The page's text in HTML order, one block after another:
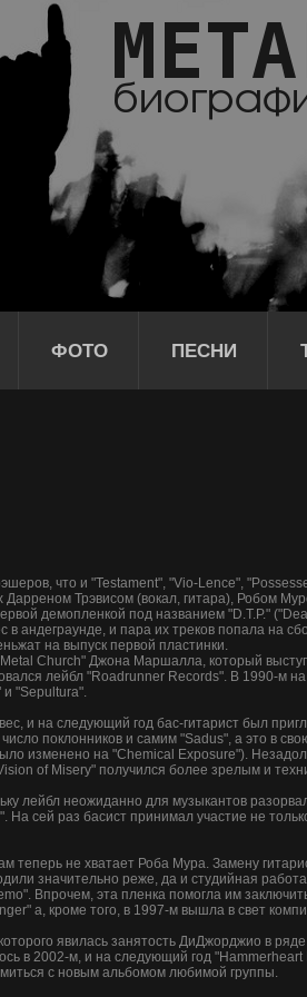
ФОТО ПЕСНИ
что и "Testament", "Vio-Lence",
Трэвисом (вокал, гитара), Робом
демопленкой под названием "D.T.P."
и пара их треков попала на
на выпуск первой пластинки.
Church" Джона Маршалла, который
лейбл "Roadrunner Records". В 1990-м
"Sepultura".
и на следующий год бас-гитарист был
поклонников и самим "Sadus", а это в
изменено на "Chemical Exposure").
of Misery" получился более зрелым и
лейбл неожиданно для музыкантов
сей раз басист принимал участие не
теперь не хватает Роба Мура. Замену
значительно реже, да и студийная работа
Впрочем, эта пленка помогла им
а, кроме того, в 1997-м вышла в свет
явилась занятость ДиДжорджио в ряде
в 2002-м, и на следующий год
с новым альбомом любимой группы.